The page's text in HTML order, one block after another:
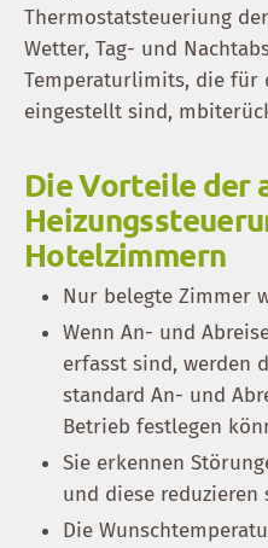
Thermostatsteueriung
Wetter, Tag- und
Temperaturlimits, die für
eingestellt sind,
Die Vorteile der
Hotelzimmern
Nur belegte Zimmer
Wenn An- und
erfasst sind, werden
standard An- und
Betrieb festlegen
Sie erkennen
und diese
Die